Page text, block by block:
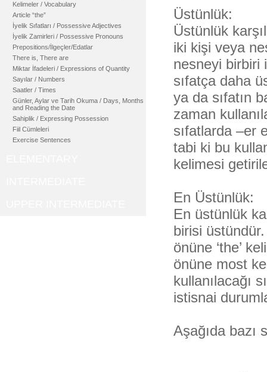
Kelimeler / Vocabulary
Article “the”
İyelik Sıfatları / Possessive Adjectives
İyelik Zamirleri / Possessive Pronouns
Prepositions/İlgeçler/Edatlar
There is, There are
Miktar İfadeleri / Expressions of Quantity
Sayılar / Numbers
Saatler / Times
Günler, Aylar ve Tarih Okuma / Days, Months
and Reading the Date
Sahiplik / Expressing Possession
Fiil Cümleleri
Exercise Sentences
Üstünlük:
Üstünlük
iki kişi veya
nesneyi birbiri
sıfatça daha
ya da sıfatın
zaman
sıfatlarda –er
tabi ki bu
kelimesi
En Üstünlük:
En üstünlük
birisi
önüne ‘the’
önüne most
kullanılacağı
istisnai
Aşağıda bazı